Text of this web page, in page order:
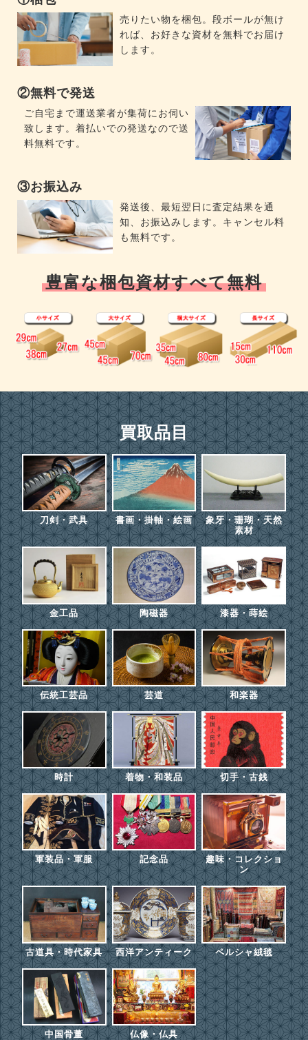
売りたい物を梱包。段ボールが無け
れば、お好きな資材を無料でお届け
します。
②無料で発送
ご自宅まで運送業者が集荷にお伺い
致します。着払いでの発送なので送
料無料です。
③お振込み
発送後、最短翌日に査定結果を通
知、お振込みします。キャンセル料
も無料です。
豊富な梱包資材すべて無料
買取品目
刀剣・武具 書画・掛軸・絵画
象牙・珊瑚・天然
素材
金工品 陶磁器 漆器・蒔絵
伝統工芸品 芸道 和楽器
時計 着物・和装品 切手・古銭
軍装品・軍服 記念品
趣味・コレクショ
ン
古道具・時代家具 西洋アンティーク ペルシャ絨毯
中国骨董 仏像・仏具